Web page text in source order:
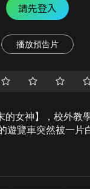
請先登入
播放預告片
的女神】，校外教
遊覽車突然被一片
培養成勇者，以擊